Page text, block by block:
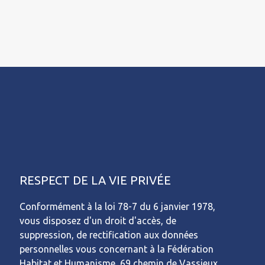
RESPECT DE LA VIE PRIVÉE
Conformément à la loi 78-7 du 6 janvier 1978,
vous disposez d'un droit d'accès, de
suppression, de rectification aux données
personnelles vous concernant à la Fédération